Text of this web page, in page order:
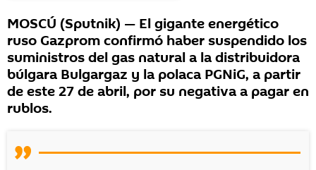
MOSCÚ (Sputnik) — El gigante energético
ruso Gazprom confirmó haber suspendido los
suministros del gas natural a la distribuidora
búlgara Bulgargaz y la polaca PGNiG, a partir
de este 27 de abril, por su negativa a pagar en
rublos.